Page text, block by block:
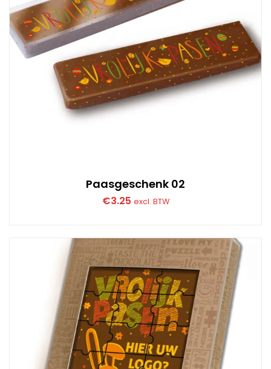
Paasgeschenk 02
€3.25 excl. BTW